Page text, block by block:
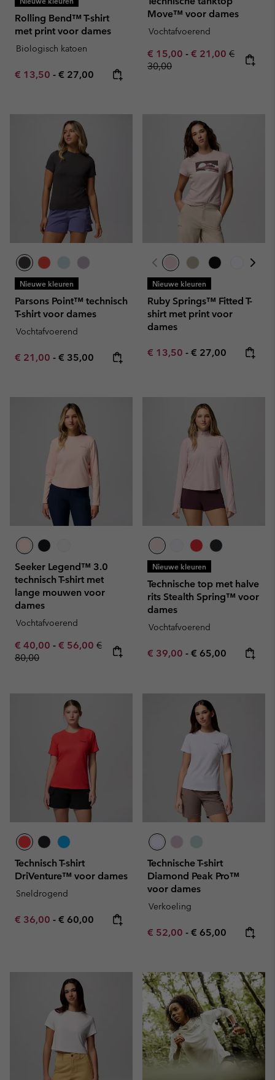
Rolling Bend™ T-shirt
met print voor dames
Biologisch katoen
Minimum sale price:
€ 13,50 - Maximum price:
€ 27,00
Move™ voor dames
Vochtafvoerend
Minimum sale price:
€ 15,00 - Maximum sale
€ 21,00 Regular
€
30,00
Nieuwe kleuren
Parsons Point™ technisch
T-shirt voor dames
Vochtafvoerend
Minimum sale price:
€ 21,00 - Maximum price:
€ 35,00
Nieuwe kleuren
Ruby Springs™ Fitted T-
shirt met print voor
dames
Minimum sale price:
€ 13,50 - Maximum price:
€ 27,00
Seeker Legend™ 3.0
technisch T-shirt met
lange mouwen voor
dames
Vochtafvoerend
Minimum sale price:
€ 40,00 - Maximum sale price:
€ 56,00 Regular price:
€
80,00
Nieuwe kleuren
Technische top met halve
rits Stealth Spring™ voor
dames
Vochtafvoerend
Minimum sale price:
€ 39,00 - Maximum price:
€ 65,00
Technisch T-shirt
DriVenture™ voor dames
Sneldrogend
Minimum sale price:
€ 36,00 - Maximum price:
€ 60,00
Technische T-shirt
Diamond Peak Pro™
voor dames
Verkoeling
Minimum sale price:
€ 52,00 - Maximum price:
€ 65,00